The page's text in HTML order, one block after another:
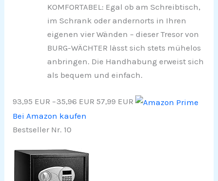
KOMFORTABEL: Egal ob am Schreibtisch,
im Schrank oder andernorts in Ihren
eigenen vier Wänden – dieser Tresor von
BURG-WÄCHTER lässt sich stets mühelos
anbringen. Die Handhabung erweist sich
als bequem und einfach.
93,95 EUR −35,96 EUR 57,99 EUR
Bei Amazon kaufen
Bestseller Nr. 10